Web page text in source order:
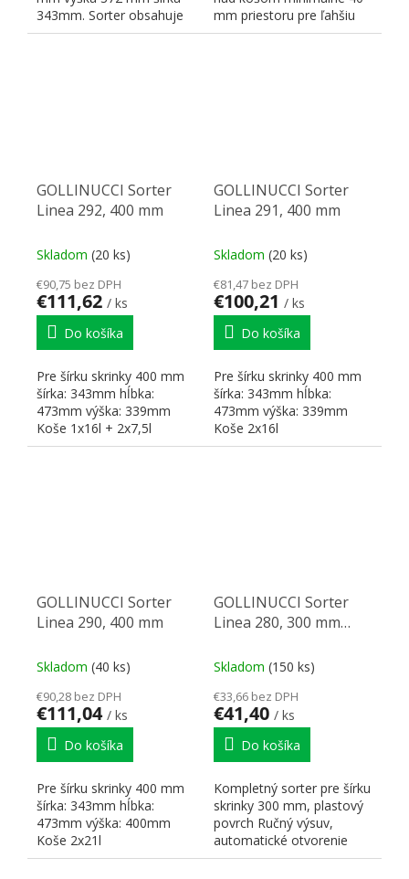
343mm. Sorter obsahuje
dve nádoby s objemom...
mm priestoru pre ľahšiu
manipuláciu šírka:
GOLLINUCCI Sorter
Linea 292, 400 mm
Skladom (20 ks)
€90,75 bez DPH
€111,62 / ks
Do košíka
Pre šírku skrinky 400 mm
šírka: 343mm hĺbka:
473mm výška: 339mm
Koše 1x16l + 2x7,5l
GOLLINUCCI Sorter
Linea 291, 400 mm
Skladom (20 ks)
€81,47 bez DPH
€100,21 / ks
Do košíka
Pre šírku skrinky 400 mm
šírka: 343mm hĺbka:
473mm výška: 339mm
Koše 2x16l
GOLLINUCCI Sorter
Linea 290, 400 mm
Skladom (40 ks)
€90,28 bez DPH
€111,04 / ks
Do košíka
Pre šírku skrinky 400 mm
šírka: 343mm hĺbka:
473mm výška: 400mm
Koše 2x21l
GOLLINUCCI Sorter
Linea 280, 300 mm
Skladom (150 ks)
€33,66 bez DPH
€41,40 / ks
Do košíka
Kompletný sorter pre šírku
skrinky 300 mm, plastový
povrch Ručný výsuv,
automatické otvorenie
veka Rozmery sortera:...